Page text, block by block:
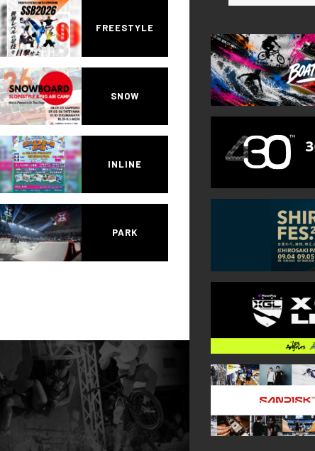
FREESTYLE
SNOW
INLINE
PARK